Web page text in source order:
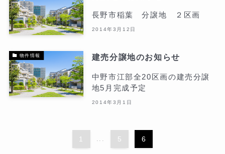
長野市稲葉 分譲地 ２区画
2014年3月12日
物件情報 建売分譲地のお知らせ
中野市江部全20区画の建売分譲
地5月完成予定
2014年3月1日
1 5 6